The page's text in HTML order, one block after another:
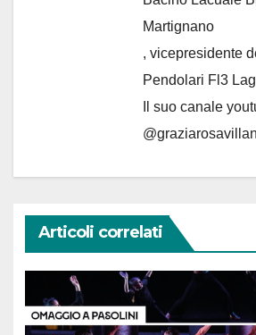
Martignano
, vicepresidente
Pendolari Fl3
Il suo canale
Articoli correlati